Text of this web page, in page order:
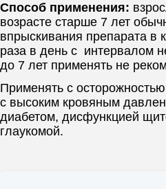
Способ применения:
возрасте старше 7 лет
впрыскивания препарата в
раза в день с интервалом
до 7 лет применять не
Применять с
с высоким кровяным
диабетом, дисфункцией
глаукомой.